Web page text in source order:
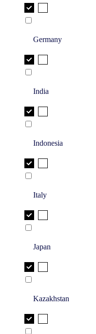
Germany
India
Indonesia
Italy
Japan
Kazakhstan